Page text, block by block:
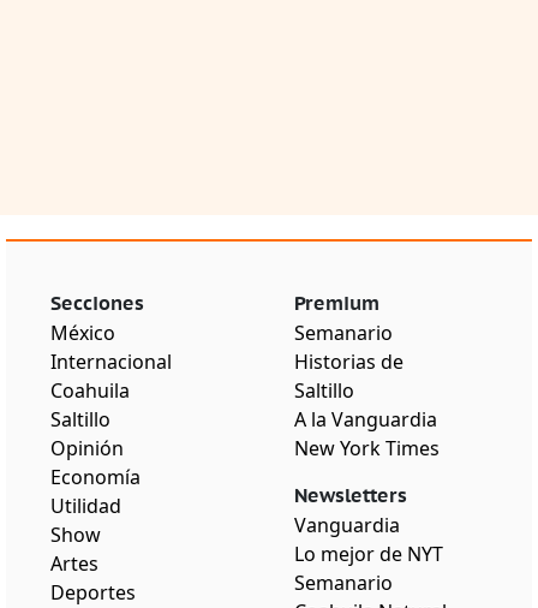
Secciones
México
Internacional
Coahuila
Saltillo
Opinión
Economía
Utilidad
Show
Artes
Deportes
Premium
Semanario
Historias de
Saltillo
A la Vanguardia
New York Times
Newsletters
Vanguardia
Lo mejor de NYT
Semanario